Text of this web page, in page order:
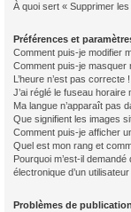
À quoi sert « Supprimer
Préférences et
Comment puis-je modifier
Comment puis-je masquer
L’heure n’est pas correcte !
J’ai réglé le fuseau horaire
Ma langue n’apparaît pas
Que signifient les images
Comment puis-je afficher
Quel est mon rang et
Pourquoi m’est-il
électronique d’un utilisateur
Problèmes de publication